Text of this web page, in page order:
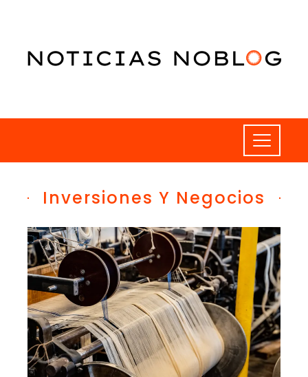
Inversiones Y Negocios